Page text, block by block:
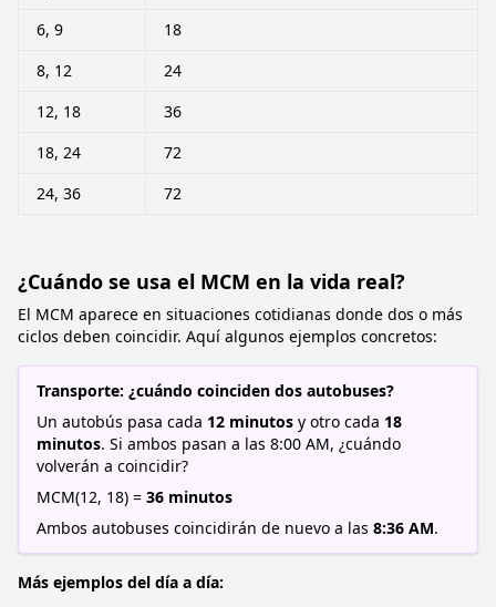
6, 9
18
8, 12
24
12, 18
36
18, 24
72
24, 36
72
¿Cuándo se usa el MCM en la vida real?
El MCM aparece en situaciones cotidianas donde dos o más
ciclos deben coincidir. Aquí algunos ejemplos concretos:
Transporte: ¿cuándo coinciden dos autobuses?
Un autobús pasa cada 12 minutos y otro cada 18
minutos. Si ambos pasan a las 8:00 AM, ¿cuándo
volverán a coincidir?
MCM(12, 18) = 36 minutos
Ambos autobuses coincidirán de nuevo a las 8:36 AM.
Más ejemplos del día a día: